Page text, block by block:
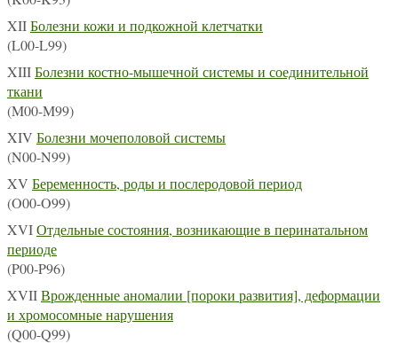
XIIБолезни кожи и подкожной клетчатки
(L00-L99)
XIIIБолезни костно-мышечной системы и соединительной
ткани
(M00-M99)
XIV Болезни мочеполовой системы
(N00-N99)
XV Беременность, роды и послеродовой период
(O00-O99)
XVIОтдельные состояния, возникающие в перинатальном
периоде
(P00-P96)
XVIIВрожденные аномалии [пороки развития], деформации
и хромосомные нарушения
(Q00-Q99)